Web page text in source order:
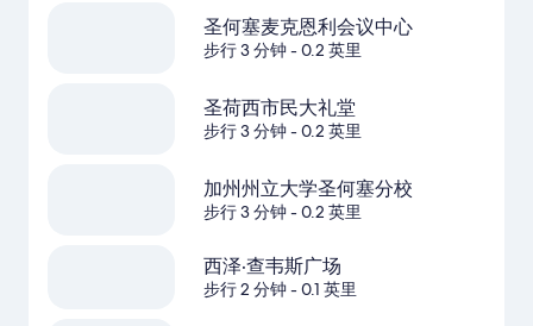
圣何塞麦克恩利会议中心
步行 3 分钟- 0.2 英里
圣荷西市民大礼堂
步行 3 分钟- 0.2 英里
加州州立大学圣何塞分校
步行 3 分钟- 0.2 英里
西泽·查韦斯广场
步行 2 分钟- 0.1 英里